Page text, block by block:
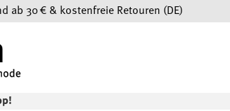
ab 30 € & kostenfreie Retouren (DE)